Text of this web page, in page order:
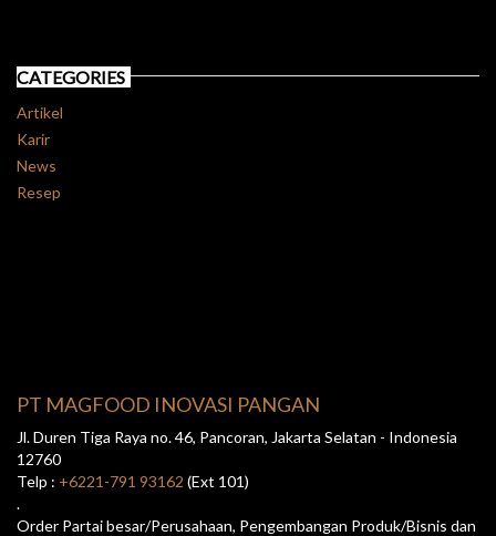
CATEGORIES
Artikel
Karir
News
Resep
PT MAGFOOD INOVASI PANGAN
Jl. Duren Tiga Raya no. 46, Pancoran, Jakarta Selatan - Indonesia
12760
Telp : +6221-791 93162 (Ext 101)
.
Order Partai besar/Perusahaan, Pengembangan Produk/Bisnis dan